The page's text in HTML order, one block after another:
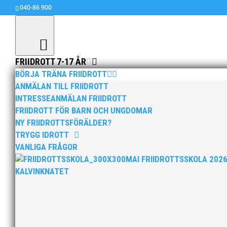
040-86 900
FRIIDROTT 7-17 ÅR
BÖRJA TRÄNA FRIIDROTT
ANMÄLAN TILL FRIIDROTT
INTRESSEANMÄLAN FRIIDROTT
FRIIDROTT FÖR BARN OCH UNGDOMAR
NY FRIIDROTTSFÖRÄLDER?
TRYGG IDROTT
VANLIGA FRÅGOR
MAI FRIIDROTTSSKOLA 2026
KALVINKNATET